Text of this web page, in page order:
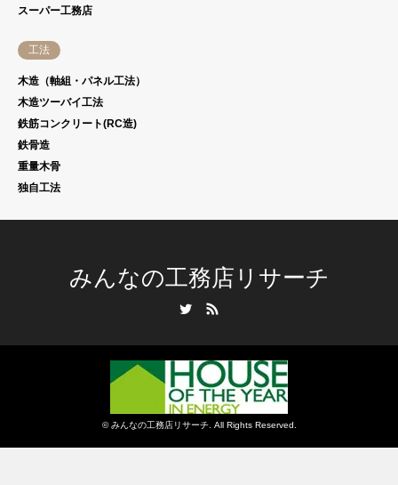
スーパー工務店
工法
木造（軸組・パネル工法）
木造ツーバイ工法
鉄筋コンクリート(RC造)
鉄骨造
重量木骨
独自工法
みんなの工務店リサーチ
©みんなの工務店リサーチ. All Rights Reserved.